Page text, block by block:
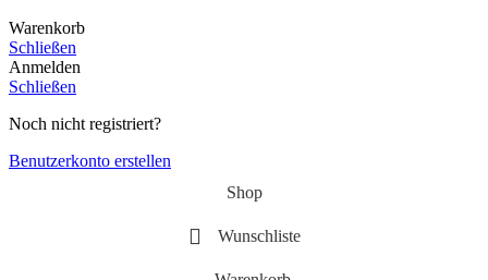
Warenkorb
Schließen
Anmelden
Schließen
Noch nicht registriert?
Benutzerkonto erstellen
Shop
Wunschliste